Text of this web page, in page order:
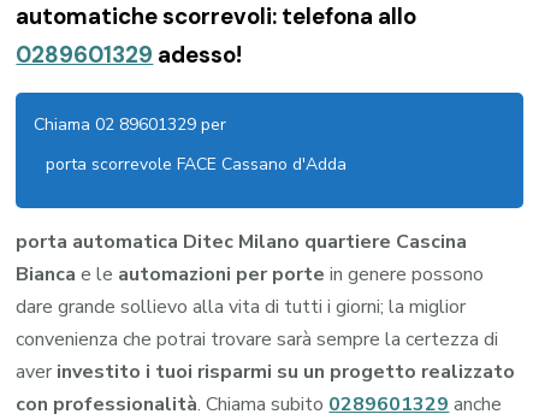
automatiche scorrevoli: telefona allo
0289601329 adesso!
Chiama 02 89601329 per
porta scorrevole FACE Cassano d'Adda
porta automatica Ditec Milano quartiere Cascina
Biancae le automazioni per portein genere possono
dare grande sollievo alla vita di tutti i giorni; la miglior
convenienza che potrai trovare sarà sempre la certezza di
aver investito i tuoi risparmi su un progetto realizzato
con professionalità. Chiama subito 0289601329 anche